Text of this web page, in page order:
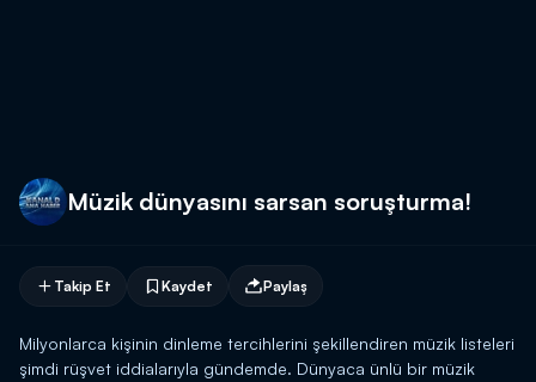
Müzik dünyasını sarsan soruşturma!
Takip Et Kaydet Paylaş
Milyonlarca kişinin dinleme tercihlerini şekillendiren müzik listeleri
şimdi rüşvet iddialarıyla gündemde. Dünyaca ünlü bir müzik